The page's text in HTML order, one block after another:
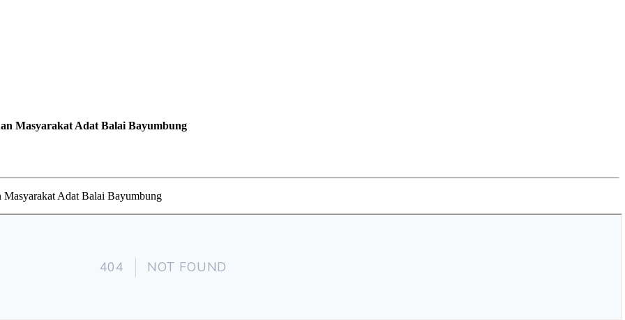
Masyarakat Adat Balai Bayumbung
Adat Balai Bayumbung